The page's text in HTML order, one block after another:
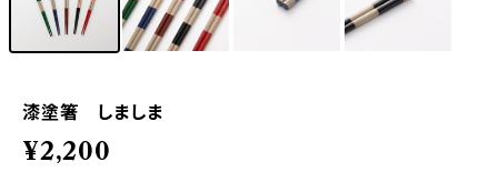
漆塗箸 しましま
¥2,200